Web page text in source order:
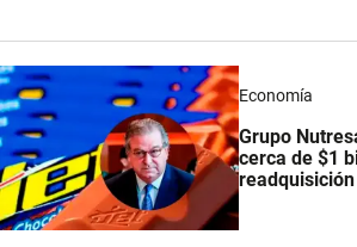
Economía
Grupo
cerca de $1